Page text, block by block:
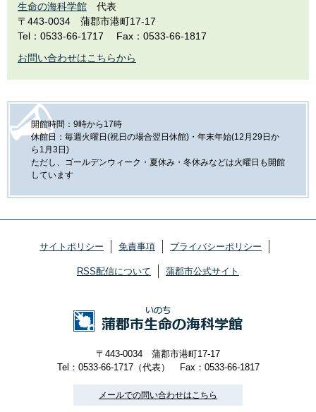
生命の海科学館
代表
〒443-0034
蒲郡市港町17-17
Tel：0533-66-1717
Fax：0533-66-1817
お問い合わせはこちらから
開館時間：9時から17時
休館日：毎週火曜日(祝日の場合翌日休館)・年末年始(12月29日か
ら1月3日)
ただし、ゴールデンウィーク・夏休み・冬休みなどは火曜日も開館
しています
サイトポリシー 免責事項 プライバシーポリシー
RSS配信について 蒲郡市公式サイト
〒443-0034 蒲郡市港町17-17
Tel：0533-66-1717（代表）
Fax：0533-66-1817
メールでの問い合わせはこちら